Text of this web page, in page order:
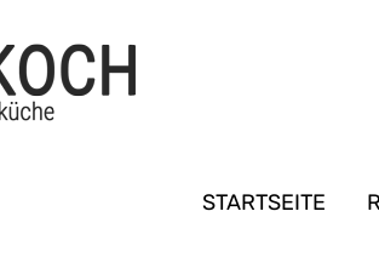
STARTSEITE